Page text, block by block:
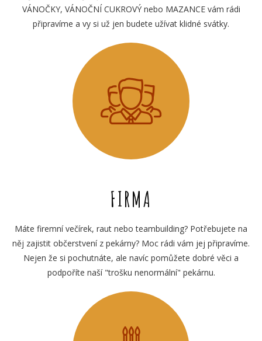
VÁNOČKY, VÁNOČNÍ CUKROVÝ nebo MAZANCE vám rádi
připravíme a vy si už jen budete užívat klidné svátky.
FIRMA
Máte firemní večírek, raut nebo teambuilding? Potřebujete na
něj zajistit občerstvení z pekárny? Moc rádi vám jej připravíme.
Nejen že si pochutnáte, ale navíc pomůžete dobré věci a
podpoříte naší "trošku nenormální" pekárnu.